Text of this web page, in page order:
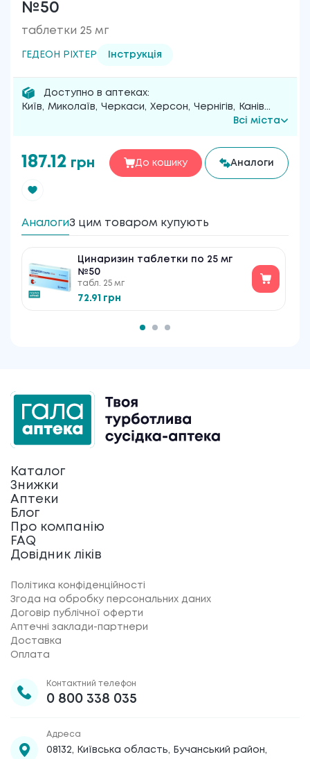
№50
таблетки 25 мг
ГЕДЕОН РІХТЕР Інструкція
Доступно в аптеках:
Київ, Миколаїв, Черкаси, Херсон, Чернігів, Канів...
Всі міста
187.12 грн До кошику Аналоги
АналогиЗ цим товаром купують
Цинаризин таблетки по 25 мг
№50
табл. 25 мг
72.91 грн
Каталог
Знижки
Аптеки
Блог
Про компанію
FAQ
Довідник ліків
Політика конфіденційності
Згода на обробку персональних даних
Договір публічної оферти
Аптечні заклади-партнери
Доставка
Оплата
Контактний телефон
0 800 338 035
Адреса
08132, Київська область, Бучанський район,